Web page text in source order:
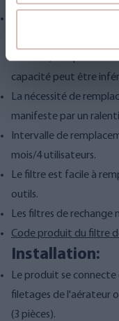
capacité peut être
La nécessité de
manifeste par un
Intervalle de
mois/4 utilisateurs.
Le filtre est facile à
outils.
Les filtres de rechange
Code produit du filtre
Installation:
Le produit se
filetages de l'aérateur
(3 pièces).